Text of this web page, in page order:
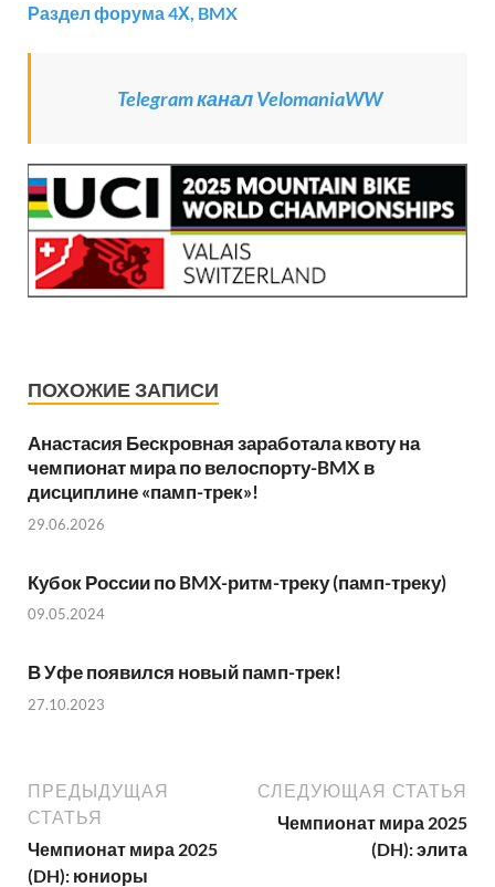
Раздел форума 4Х, BMX
Telegram канал VelomaniaWW
ПОХОЖИЕ ЗАПИСИ
Анастасия Бескровная заработала квоту на
чемпионат мира по велоспорту-BMX в
дисциплине «памп-трек»!
29.06.2026
Кубок России по BMX-ритм-треку (памп-треку)
09.05.2024
В Уфе появился новый памп-трек!
27.10.2023
ПРЕДЫДУЩАЯ
СТАТЬЯ
Чемпионат мира 2025
(DH): юниоры
СЛЕДУЮЩАЯ СТАТЬЯ
Чемпионат мира 2025
(DH): элита